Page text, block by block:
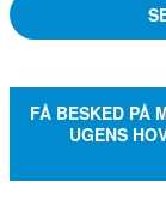
FÅ BESKED PÅ
UGENS